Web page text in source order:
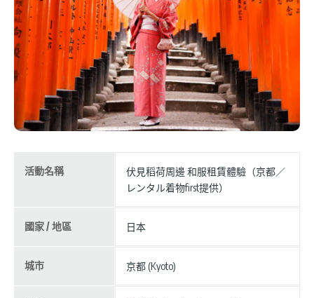
活動名稱
伏見稻荷周邊 和服租賃體驗（京都／
レンタル着物first提供）
國家 / 地區 日本
城市 京都 (Kyoto)